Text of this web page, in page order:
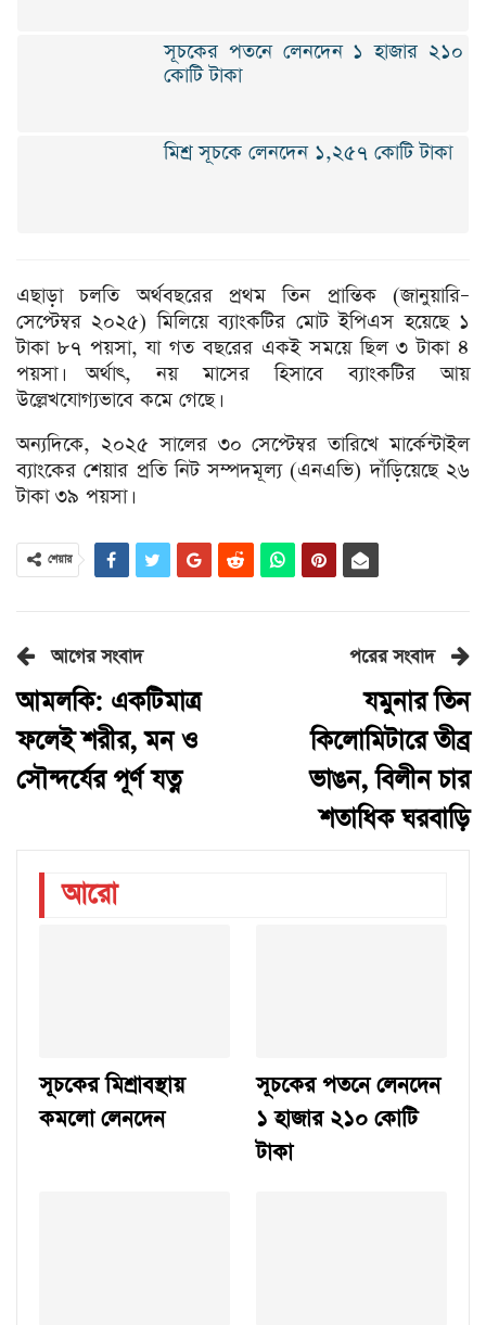
সূচকের পতনে লেনদেন ১ হাজার ২১০
কোটি টাকা
মিশ্র সূচকে লেনদেন ১,২৫৭ কোটি টাকা
এছাড়া চলতি অর্থবছরের প্রথম তিন প্রান্তিক (জানুয়ারি–
সেপ্টেম্বর ২০২৫) মিলিয়ে ব্যাংকটির মোট ইপিএস হয়েছে ১
টাকা ৮৭ পয়সা, যা গত বছরের একই সময়ে ছিল ৩ টাকা ৪
পয়সা। অর্থাৎ, নয় মাসের হিসাবে ব্যাংকটির আয়
উল্লেখযোগ্যভাবে কমে গেছে।
অন্যদিকে, ২০২৫ সালের ৩০ সেপ্টেম্বর তারিখে মার্কেন্টাইল
ব্যাংকের শেয়ার প্রতি নিট সম্পদমূল্য (এনএভি) দাঁড়িয়েছে ২৬
টাকা ৩৯ পয়সা।
শেয়ার
আগের সংবাদ
আমলকি: একটিমাত্র
ফলেই শরীর, মন ও
সৌন্দর্যের পূর্ণ যত্ন
পরের সংবাদ
যমুনার তিন
কিলোমিটারে তীব্র
ভাঙন, বিলীন চার
শতাধিক ঘরবাড়ি
আরো
সূচকের মিশ্রাবস্থায়
কমলো লেনদেন
সূচকের পতনে লেনদেন
১ হাজার ২১০ কোটি
টাকা